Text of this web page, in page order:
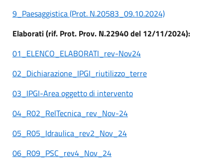
9_Paesaggistica (Prot. N.20583_09.10.2024)
Elaborati (rif. Prot. Prov. N.22940 del 12/11/2024):
01_ELENCO_ELABORATI_rev-Nov24
02_Dichiarazione_IPGI_riutilizzo_terre
03_IPGI-Area oggetto di intervento
04_R02_RelTecnica_rev_Nov-24
05_R05_Idraulica_rev2_Nov_24
06_R09_PSC_rev4_Nov_24